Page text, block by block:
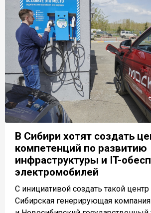
В Сибири хотят создать
компетенций по развитию
инфраструктуры и IT-
электромобилей
С инициативой создать такой
Сибирская генерирующая компания